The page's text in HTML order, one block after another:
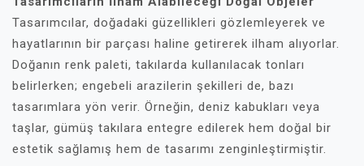
Tasarımcılar, doğadaki güzellikleri gözlemleyerek ve
hayatlarının bir parçası haline getirerek ilham alıyorlar.
Doğanın renk paleti, takılarda kullanılacak tonları
belirlerken; engebeli arazilerin şekilleri de, bazı
tasarımlara yön verir. Örneğin, deniz kabukları veya
taşlar, gümüş takılara entegre edilerek hem doğal bir
estetik sağlamış hem de tasarımı zenginleştirmiştir.